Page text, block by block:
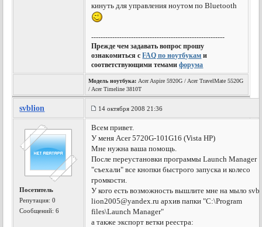
кинуть для управления ноутом по Bluetooth
---------------------------------------------------------
Прежде чем задавать вопрос прошу
ознакомиться сFAQ по ноутбукам и
соответствующими темамифорума
Модель ноутбука: Acer Aspire 5920G / Acer TravelMate 5520G
/ Acer Timeline 3810T
svblion 14 октября 2008 21:36
Посетитель
Репутация:0
Сообщений: 6
Всем привет.
У меня Acer 5720G-101G16 (Vista HP)
Мне нужна ваша помощь.
После переустановки программы Launch Manager
"съехали" все кнопки быстрого запуска и колесо
громкости.
У кого есть возможность вышлите мне на мылоsvb-
lion2005@yandex.ru архив папки "C:\Program
files\Launch Manager"
а также экспорт ветки реестра: